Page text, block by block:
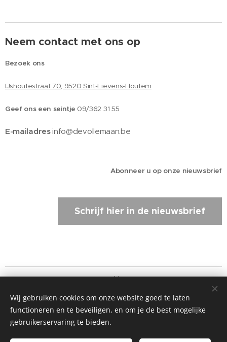
Neem contact met ons op
Bezoek ons
IJshoutestraat 70, 9520 Sint-Lievens-Houtem
Geef ons een seintje 09/362 31 55
E-mailadresinfo@devollemaan.be
Abonneer u op onze nieuwsbrief
Schrijf hier in de nieuwsbrief
Cookies
Talen
Nederlands
English Français
Wij gebruiken cookies om onze website goed te laten
functioneren en te beveiligen, en om je de best mogelijke
gebruikerservaring te bieden.